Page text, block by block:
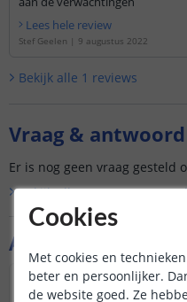
Aanvullende
Lees hele review
Stef Geelen | 9 augustus 2022
Bekijk alle 1 reviews
Vraag & antwoord
Er is nog geen vraag gesteld
Bekijk alle Vraag & antwoord
Cookies
Met cookies en
beter en persoonlijker.
de website goed. Ze